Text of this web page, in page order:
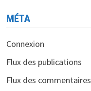
MÉTA
Connexion
Flux des publications
Flux des commentaires